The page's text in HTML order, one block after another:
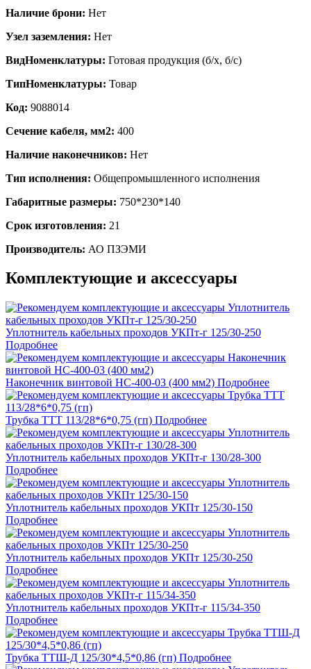
Наличие брони: Нет
Узел заземления: Нет
ВидНоменклатуры: Готовая продукция (б/х, б/с)
ТипНоменклатуры: Товар
Код: 9088014
Сечение кабеля, мм2: 400
Наличие наконечников: Нет
Тип исполнения: Общепромышленного исполнения
Габаритные размеры: 750*230*140
Срок изготовления: 21
Производитель: АО ПЗЭМИ
Комплектующие и аксессуары
Уплотнитель кабельных проходов УКПт-г 125/30-250
Подробнее
Наконечник винтовой НС-400-03 (400 мм2) Подробнее
Трубка ТТТ 113/28*6*0,75 (гп) Подробнее
Уплотнитель кабельных проходов УКПт-г 130/28-300
Подробнее
Уплотнитель кабельных проходов УКПт 125/30-150
Подробнее
Уплотнитель кабельных проходов УКПт 125/30-250
Подробнее
Уплотнитель кабельных проходов УКПт-г 115/34-350
Подробнее
Трубка ТТШ-Д 125/30*4,5*0,86 (гп) Подробнее